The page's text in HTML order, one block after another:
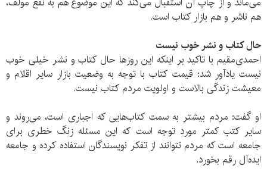
هم ناشر و هم بازار کتاب است.
حال کتاب و نشر خوب نیست
احمدی‌مقیم با تاکید بر اینکه این روزها حال کتاب و نشر خیلی خوب
نیست یادآور شد: قیمت کتاب با توجه به وضعیت بازار سایر اقلام و
معیشت زندگی بالاست و اولویت مردم کتاب نیست.
او گفت: مردم بیشتر به سمت کتاب‌هایی که اجباری است، می‌روند و
سایر کتب کمتر مورد توجه است که این مسئله زنگ خطری برای
جامعه است که مردم نتوانند از تفکر نویسندگان استفاده کرده و جامعه
ایده‌آل رقم بخورد.